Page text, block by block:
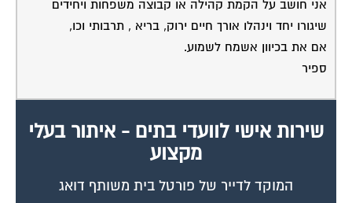
שיגורו יחד וינהלו אורך חיים ירוק, בריא , תרבותי וכו,
אם את בכיוון אשמח לשמוע.
ספיר
מקצוע
המוקד לדייר של פורטל בית משותף דואג
שבעלי מקצוע הוגנים ומקצועיים יתנו לך